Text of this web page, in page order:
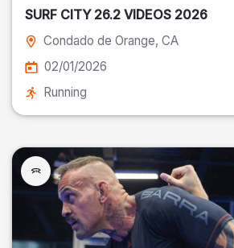
SURF CITY 26.2 VIDEOS 2026
Condado de Orange, CA
02/01/2026
Running